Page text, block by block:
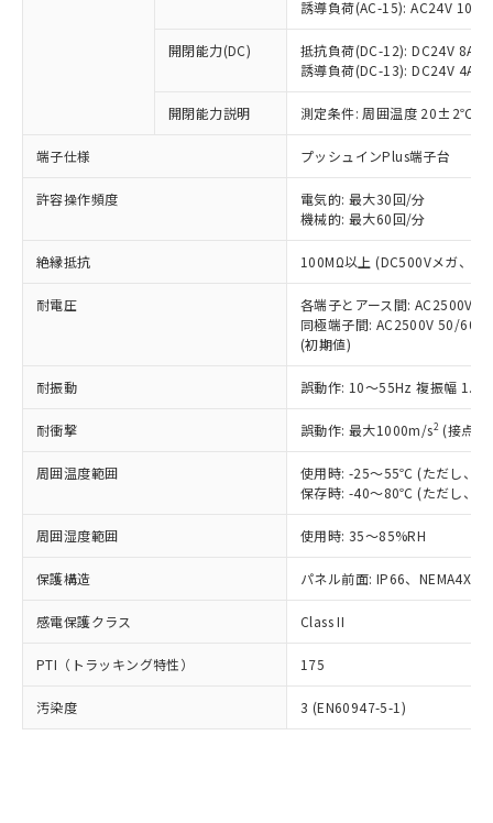
誘導負荷(AC-15): AC24V
開閉能力(DC)
抵抗負荷(DC-12): DC24V 8A/
誘導負荷(DC-13): DC24V 4A/
開閉能力説明 測定条件: 周囲温度 20±2℃、
端子仕様 プッシュインPlus端子台
許容操作頻度
電気的: 最大30回/分
機械的: 最大60回/分
絶縁抵抗 100MΩ以上 (DC500Vメガ、点
耐電圧
各端子とアース間: AC2500V
同極端子間: AC2500V 50/
(初期値)
耐振動 誤動作: 10～55Hz 複振幅
耐衝撃 誤動作: 最大1000m/s2 (接点
周囲温度範囲
使用時: -25～55℃ (ただし、氷
保存時: -40～80℃ (ただし、氷
周囲湿度範囲 使用時: 35～85%RH
保護構造 パネル前面: IP66、NEMA4X,
感電保護クラス Class II
PTI（トラッキング特性） 175
汚染度 3 (EN60947-5-1)
本サービスの対象外となる商品もある
在庫状況および標準価格照会結果は、
記載している更新日時点での社内デー
タに基づき作成されるものであり、閲
覧された時点での実際の在庫および標
準価格とは異なる場合があることをご
正式な納期状況および標準価格はお客
様のお取引先、またはお客様担当のオ
ムロン制御機器販売店・当社販売員に
販売ネットワーク
」をご確認
在庫状況および標準価格結果を当社の
事前の承諾なく第三者に漏洩または開
示しないようお願いします。
マイパーツ機能（部品リスト作成サー
ビス）をご利用いただくには、I-Web
メンバーズにご登録されている必要が
登録された部品リストについて、当社
および当社の共同利用者が、当社の製
品・サービスに関するお客様との取
引・商談に必要な範囲で利用すること
※当社の共同利用者とは、"個人情報
の「1.共同利
用者の範囲」に記載されている法人を
指します。
いたものが、含有品と判明した場合などや
むを得ず変更することがあります。
鉛(Pb) 1000ppm以下、 水銀(Hg) 1000ppm以下、 カド
類(PBB) 1000ppm以下、ポリ臭化ジフェニルエーテル類
(PBDE) 1000ppm以下、フタル酸ビス(2-エチルヘキシ
ル) (DEHP)(別名：DOP) 1000ppm以下、フタル酸ブチ
ルベンジル（BBP） 1000ppm以下、フタル酸ジブチル
（DBP） 1000ppm以下、フタル酸ジイソブチル
但し、RoHS指令で産業用監視および制御機器に対する
図的な使用がないことを確認しています。
部品在庫の切り替え状況などにより、予定
月が前後することがあります。
※3 非含有証明書ダウンロード
下記の非含有証明書をダウンロードするこ
EU RoHS指令（10物質）の非含有証明書
51物質の非含有証明書（当社基準）
※本証明書は発行日時点で非含有を証明す
るもので、過去に遡って非含有を証明する
基準値を超えていることを示します。
「－」：未確認です。当社販売部門へお問
*中国RoHS10物質の基準値 (GB/T26572)：
Pb(鉛) :1000ppm、 Hg(水銀) : 1000ppm、 Cd(カドミウ
ム) : 100ppm、
Cr(Ⅵ)(六価クロム) : 1000ppm、 PBBs(ポリ臭化ビフェ
ニル類) : 1000ppm、 PBDEs(ポリ臭化ジフェニルエーテ
ル類) : 1000ppm、
DBP(フタル酸ジブチル) : 1000ppm、 DIBP(フタル酸ジ
イソブチル) : 1000ppm、 BBP(フタル酸ブチルベンジ
DEHP(フタル酸ビス(2-エチルヘキシル)) : 1000ppm
準値以下であることを示します。
「10」：通常の使用状況下において有害物
質が外部に漏えいし、環境に深刻な影響を
及ぼさない年数を意味します。
「－」：未確認です。当社販売部門へお問
当社は、これら貴社製品のうち、外国
為替および外国貿易法に定める商品
（以下｢規制貨物等」という）を輸出
国政府の輸出許可(または役務取引許
可)を取得するなどの必要な手続きを
当社は規制貨物を破棄する場合は、完
全に破砕するなど、違法に輸出されな
いよう必要な手段を講じます。
当社は貴社製品を、核兵器、ミサイ
ル、化学兵器、生物兵器またはその他
武器並びにこれらの製造装置等に一切
当社は、貴社製品を第三者に販売する
場合は、上記1、2および3の内容を当
該第三者に通知します。また当社は、
販売先および販売に係わる関係者が違
法に輸出するおそれがある場合は、取
り引きをいたしません。
説明
一定数以上の在庫あり
一定数には満たないが在庫あり
在庫なし(最新の在庫状況につ
いては、お客様のお取引先、ま
たはお客様担当のオムロン制御
機器販売店・当社販売員にご確
受注生産機種、また在庫状況の
情報を公開していない機種